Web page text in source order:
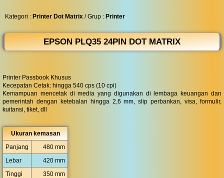
Kategori : Printer Dot Matrix / Grup : Printer
EPSON PLQ35 24PIN DOT MATRIX
Printer Passbook Khusus
Kecepatan Cetak: hingga 540 cps (10 cpi)
Kemampuan mencetak di media yang digunakan di lembaga keuangan dan
pemerintah dengan ketebalan hingga 2,6 mm, slip perbankan, visa, formulir,
kuitansi, tiket, dll
Ukuran kemasan
Panjang
480 mm
Lebar
420 mm
Tinggi
350 mm